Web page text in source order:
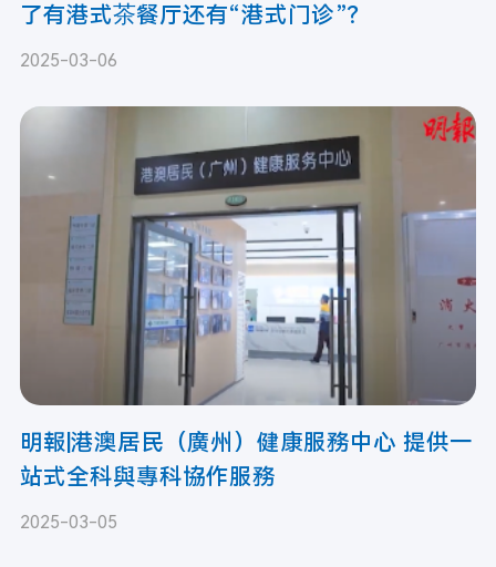
了有港式茶餐厅还有“港式门诊”？
2025-03-06
明報|港澳居民（廣州）健康服務中心 提供一
站式全科與專科協作服務
2025-03-05